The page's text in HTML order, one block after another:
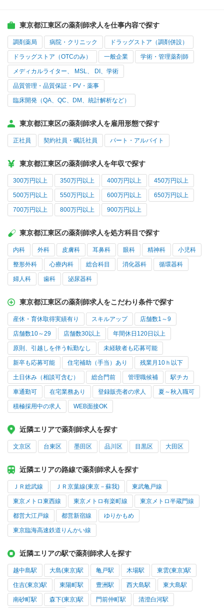
東京都江東区の薬剤師求人を仕事内容で探す
調剤薬局 病院・クリニック ドラッグストア（調剤併設）
ドラッグストア（OTCのみ） 一般企業 学術・管理薬剤師
メディカルライター、 MSL、 DI、学術
品質管理・品質保証・PV・薬事
臨床開発（QA、QC、DM、統計解析など）
東京都江東区の薬剤師求人を雇用形態で探す
正社員 契約社員・嘱託社員 パート・アルバイト
東京都江東区の薬剤師求人を年収で探す
300万円以上 350万円以上 400万円以上 450万円以上
500万円以上 550万円以上 600万円以上 650万円以上
700万円以上 800万円以上 900万円以上
東京都江東区の薬剤師求人を処方科目で探す
内科 外科 皮膚科 耳鼻科 眼科 精神科 小児科
整形外科 心療内科 総合科目 消化器科 循環器科
婦人科 歯科 泌尿器科
東京都江東区の薬剤師求人をこだわり条件で探す
産休・育休取得実績有り スキルアップ 店舗数1～9
店舗数10～29 店舗数30以上 年間休日120日以上
原則、引越しを伴う転勤なし 未経験者も応募可能
新卒も応募可能 住宅補助（手当）あり 残業月10ｈ以下
土日休み（相談可含む） 総合門前 管理職候補 駅チカ
車通勤可 在宅業務あり 登録販売者の求人 夏～秋入職可
積極採用中の求人 WEB面接OK
近隣エリアで薬剤師求人を探す
文京区 台東区 墨田区 品川区 目黒区 大田区
近隣エリアの路線で薬剤師求人を探す
ＪＲ総武線 ＪＲ京葉線(東京－蘇我) 東武亀戸線
東京メトロ東西線 東京メトロ有楽町線 東京メトロ半蔵門線
都営大江戸線 都営新宿線 ゆりかもめ
東京臨海高速鉄道りんかい線
近隣エリアの駅で薬剤師求人を探す
越中島駅 大島(東京)駅 亀戸駅 木場駅 東雲(東京)駅
住吉(東京)駅 東陽町駅 豊洲駅 西大島駅 東大島駅
南砂町駅 森下(東京)駅 門前仲町駅 清澄白河駅